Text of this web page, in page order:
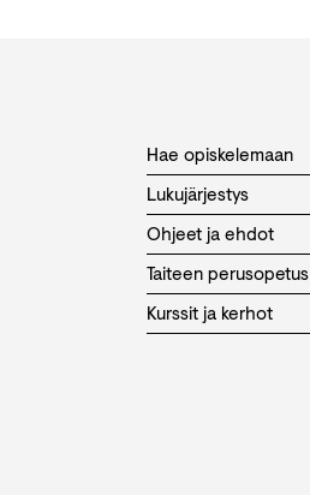
Hae opiskelemaan
Lukujärjestys
Ohjeet ja ehdot
Taiteen perusopetus
Kurssit ja kerhot